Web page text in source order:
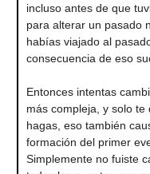
incluso antes de que
para alterar un pasado
habías viajado al
consecuencia de eso
Entonces intentas
más compleja, y solo
hagas, eso también
formación del primer
Simplemente no fuiste